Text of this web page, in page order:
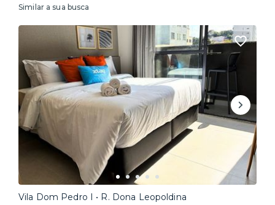
Similar a sua busca
Vila Dom Pedro I • R. Dona Leopoldina